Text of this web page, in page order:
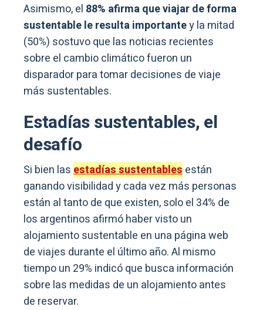
Asimismo, el 88% afirma que viajar de forma
sustentable le resulta importantey la mitad
(50%) sostuvo que las noticias recientes
sobre el cambio climático fueron un
disparador para tomar decisiones de viaje
más sustentables.
Estadías sustentables, el
desafío
Si bien lasestadías sustentablesestán
ganando visibilidad y cada vez más personas
están al tanto de que existen, solo el 34% de
los argentinos afirmó haber visto un
alojamiento sustentable en una página web
de viajes durante el último año. Al mismo
tiempo un 29% indicó que busca información
sobre las medidas de un alojamiento antes
de reservar.